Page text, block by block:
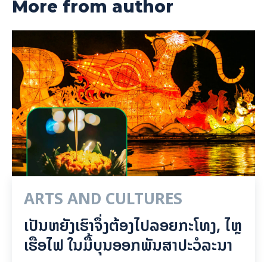
More from author
ARTS AND CULTURES
ເປັນ​ຫຍັງ​ເຮົາ​ຈຶ່ງ​ຕ້ອງ​ໄປລອຍ​ກະ​ໂທງ, ໄຫຼ​
ເຮືອ​ໄຟ ໃນ​ມື້​​ບຸນ​ອອກ​ພັນ​ສາ​ປະ​ວໍ​ລະ​ນາ